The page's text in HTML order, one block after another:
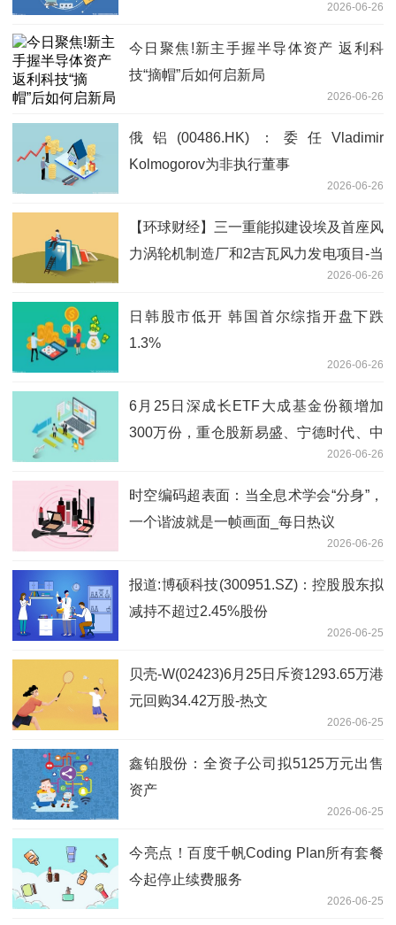
2026-06-26
今日聚焦!新主手握半导体资产 返利科
技“摘帽”后如何启新局
2026-06-26
俄铝(00486.HK)：委任Vladimir
Kolmogorov为非执行董事
2026-06-26
【环球财经】三一重能拟建设埃及首座风
力涡轮机制造厂和2吉瓦风力发电项目-当
2026-06-26
日韩股市低开 韩国首尔综指开盘下跌
1.3%
2026-06-26
6月25日深成长ETF大成基金份额增加
300万份，重仓股新易盛、宁德时代、中
2026-06-26
时空编码超表面：当全息术学会“分身”，
一个谐波就是一帧画面_每日热议
2026-06-26
报道:博硕科技(300951.SZ)：控股股东拟
减持不超过2.45%股份
2026-06-25
贝壳-W(02423)6月25日斥资1293.65万港
元回购34.42万股-热文
2026-06-25
鑫铂股份：全资子公司拟5125万元出售
资产
2026-06-25
今亮点！百度千帆Coding Plan所有套餐
今起停止续费服务
2026-06-25